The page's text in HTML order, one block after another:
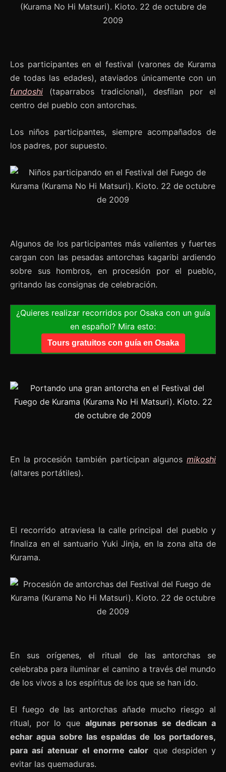
Los participantes en el festival (varones de Kurama
de todas las edades), ataviados únicamente con un
fundoshi (taparrabos tradicional), desfilan por el
centro del pueblo con antorchas.
Los niños participantes, siempre acompañados de
los padres, por supuesto.
Algunos de los participantes más valientes y fuertes
cargan con las pesadas antorchas kagaribi ardiendo
sobre sus hombros, en procesión por el pueblo,
gritando las consignas de celebración.
¿Quieres realizar recorridos por Osaka con un guía
en español? Mira esto:
Tours gratuitos con guía en Osaka
En la procesión también participan algunos mikoshi
(altares portátiles).
El recorrido atraviesa la calle principal del pueblo y
finaliza en el santuario Yuki Jinja, en la zona alta de
Kurama.
En sus orígenes, el ritual de las antorchas se
celebraba para iluminar el camino a través del mundo
de los vivos a los espíritus de los que se han ido.
El fuego de las antorchas añade mucho riesgo al
ritual, por lo que algunas personas se dedican a
echar agua sobre las espaldas de los portadores,
para así atenuar el enorme calor que despiden y
evitar las quemaduras.